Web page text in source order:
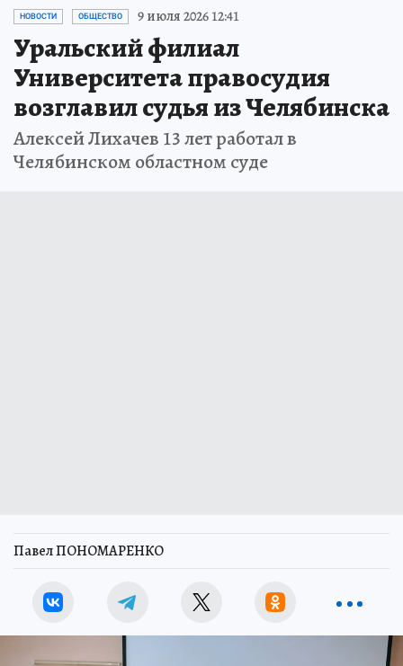
НОВОСТИ ОБЩЕСТВО 9 июля 2026 12:41
Уральский филиал
Университета правосудия
возглавил судья из Челябинска
Алексей Лихачев 13 лет работал в
Челябинском областном суде
Павел ПОНОМАРЕНКО